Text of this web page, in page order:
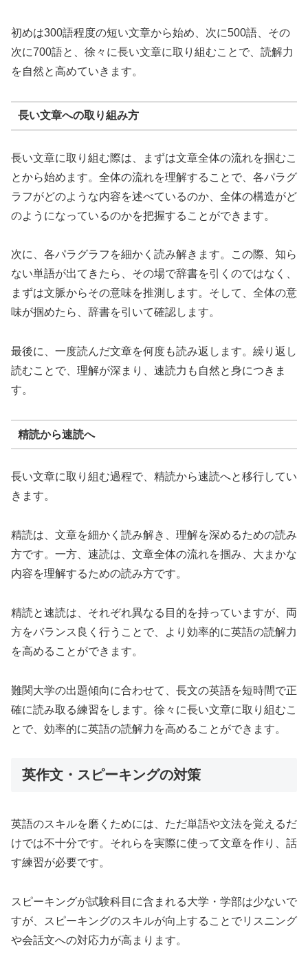
初めは300語程度の短い文章から始め、次に500語、その
次に700語と、徐々に長い文章に取り組むことで、読解力
を自然と高めていきます。
長い文章への取り組み方
長い文章に取り組む際は、まずは文章全体の流れを掴むこ
とから始めます。全体の流れを理解することで、各パラグ
ラフがどのような内容を述べているのか、全体の構造がど
のようになっているのかを把握することができます。
次に、各パラグラフを細かく読み解きます。この際、知ら
ない単語が出てきたら、その場で辞書を引くのではなく、
まずは文脈からその意味を推測します。そして、全体の意
味が掴めたら、辞書を引いて確認します。
最後に、一度読んだ文章を何度も読み返します。繰り返し
読むことで、理解が深まり、速読力も自然と身につきま
す。
精読から速読へ
長い文章に取り組む過程で、精読から速読へと移行してい
きます。
精読は、文章を細かく読み解き、理解を深めるための読み
方です。一方、速読は、文章全体の流れを掴み、大まかな
内容を理解するための読み方です。
精読と速読は、それぞれ異なる目的を持っていますが、両
方をバランス良く行うことで、より効率的に英語の読解力
を高めることができます。
難関大学の出題傾向に合わせて、長文の英語を短時間で正
確に読み取る練習をします。徐々に長い文章に取り組むこ
とで、効率的に英語の読解力を高めることができます。
英作文・スピーキングの対策
英語のスキルを磨くためには、ただ単語や文法を覚えるだ
けでは不十分です。それらを実際に使って文章を作り、話
す練習が必要です。
スピーキングが試験科目に含まれる大学・学部は少ないで
すが、スピーキングのスキルが向上することでリスニング
や会話文への対応力が高まります。